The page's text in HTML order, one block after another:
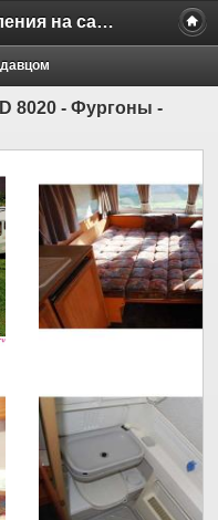
Бесплатные объявления на сайте MILAMO.ru
8020 - Фургоны -